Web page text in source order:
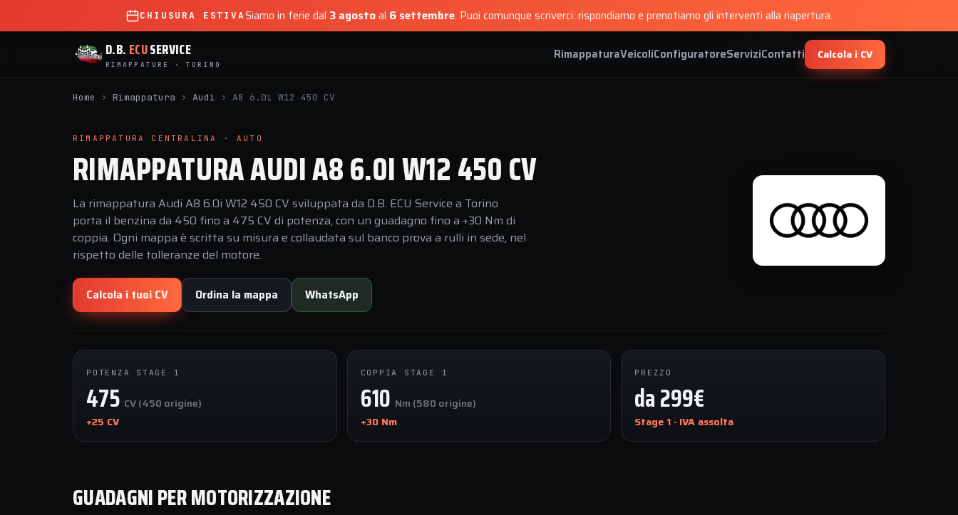
CHIUSURA ESTIVASiamo in ferie dal 3 agostoal 6 settembre. Puoi comunque scriverci: rispondiamo e prenotiamo gli interventi alla riapertura.
D.B. ECUSERVICE
RIMAPPATURE · TORINO
RimappaturaVeicoliConfiguratoreServiziContatti Calcola i CV
Home › Rimappatura › Audi › A8 6.0i W12 450 CV
RIMAPPATURA CENTRALINA · AUTO
RIMAPPATURA AUDI A8 6.0I W12 450 CV
La rimappatura Audi A8 6.0i W12 450 CV sviluppata da D.B. ECU Service a Torino
porta il benzina da 450 fino a 475 CV di potenza, con un guadagno fino a +30 Nm di
coppia. Ogni mappa è scritta su misura e collaudata sul banco prova a rulli in sede, nel
rispetto delle tolleranze del motore.
Calcola i tuoi CV Ordina la mappa WhatsApp
POTENZA STAGE 1
475 CV (450 origine)
+25 CV
COPPIA STAGE 1
610 Nm (580 origine)
+30 Nm
PREZZO
da 299€
Stage 1 · IVA assolta
GUADAGNI PER MOTORIZZAZIONE